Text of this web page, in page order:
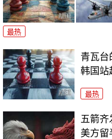
最热
青瓦台
韩国站
最热
五箭齐
美方留